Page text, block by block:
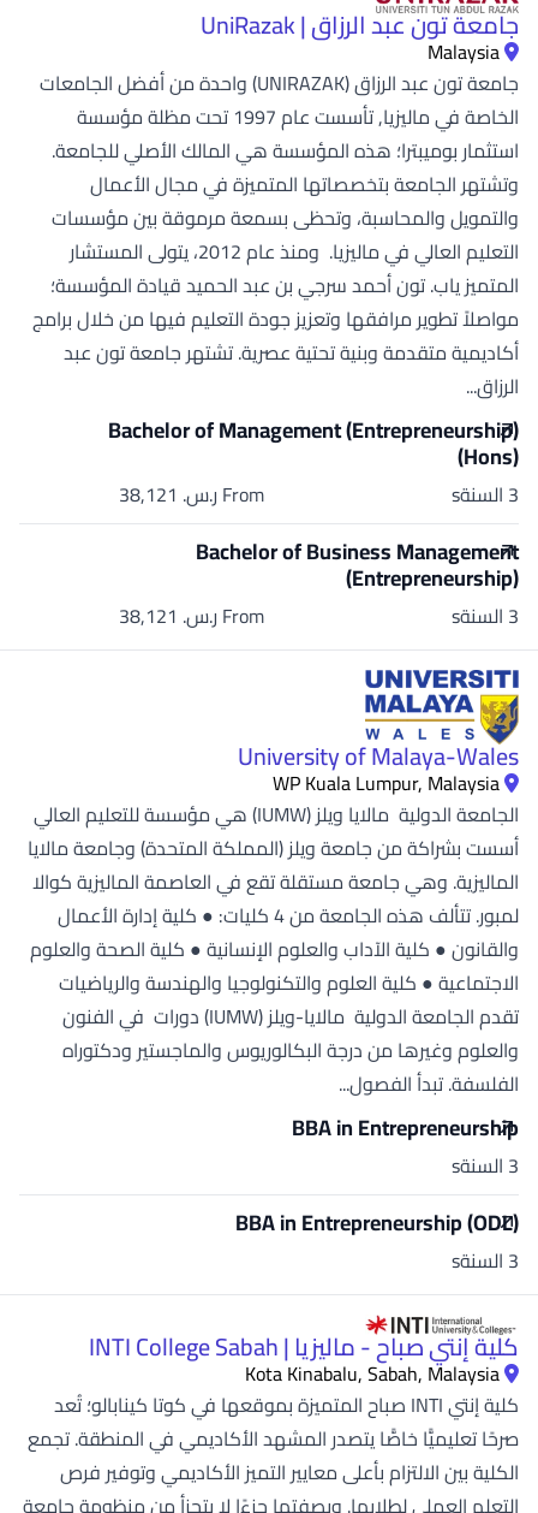
جامعة تون عبد الرزاق | UniRazak
Malaysia
جامعة تون عبد الرزاق (UNIRAZAK) واحدة من أفضل الجامعات
الخاصة في ماليزيا, تأسست عام 1997 تحت مظلة مؤسسة
استثمار بوميبترا؛ هذه المؤسسة هي المالك الأصلي للجامعة.
وتشتهر الجامعة بتخصصاتها المتميزة في مجال الأعمال
والتمويل والمحاسبة، وتحظى بسمعة مرموقة بين مؤسسات
التعليم العالي في ماليزيا. ومنذ عام 2012، يتولى المستشار
المتميز ياب. تون أحمد سرجي بن عبد الحميد قيادة المؤسسة؛
مواصلاً تطوير مرافقها وتعزيز جودة التعليم فيها من خلال برامج
أكاديمية متقدمة وبنية تحتية عصرية. تشتهر جامعة تون عبد
الرزاق...
Bachelor of Management (Entrepreneurship)
(Hons)
3 السنةs From ر.س.‏ 38,121
Bachelor of Business Management
(Entrepreneurship)
3 السنةs From ر.س.‏ 38,121
University of Malaya-Wales
WP Kuala Lumpur, Malaysia
الجامعة الدولية مالايا ويلز (IUMW) هي مؤسسة للتعليم العالي
أسست بشراكة من جامعة ويلز (المملكة المتحدة) وجامعة مالايا
الماليزية. وهي جامعة مستقلة تقع في العاصمة الماليزية كوالا
لمبور. تتألف هذه الجامعة من 4 كليات: ● كلية إدارة الأعمال
والقانون ● كلية الآداب والعلوم الإنسانية ● كلية الصحة والعلوم
الاجتماعية ● كلية العلوم والتكنولوجيا والهندسة والرياضيات
تقدم الجامعة الدولية مالايا-ويلز (IUMW) دورات في الفنون
والعلوم وغيرها من درجة البكالوريوس والماجستير ودكتوراه
الفلسفة. تبدأ الفصول...
BBA in Entrepreneurship
3 السنةs
BBA in Entrepreneurship (ODL)
3 السنةs
كلية إنتي صباح - ماليزيا | INTI College Sabah
Kota Kinabalu, Sabah, Malaysia
كلية إنتي INTI صباح المتميزة بموقعها في كوتا كينابالو؛ تُعد
صرحًا تعليميًّا خاصًّا يتصدر المشهد الأكاديمي في المنطقة. تجمع
الكلية بين الالتزام بأعلى معايير التميز الأكاديمي وتوفير فرص